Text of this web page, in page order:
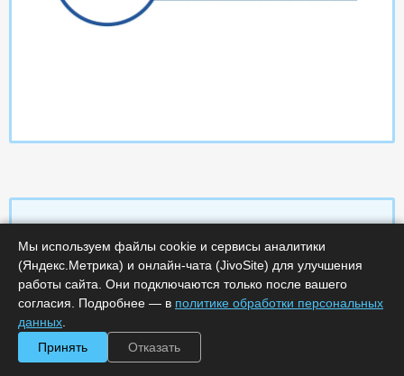
Характеристики
Срок поставки, дней :14
Код :
0000-369065
Артикул :326
Мы используем файлы cookie и сервисы аналитики
(Яндекс.Метрика) и онлайн-чата (JivoSite) для улучшения
работы сайта. Они подключаются только после вашего
согласия. Подробнее — в политике обработки персональных
данных
Принять
Отказать